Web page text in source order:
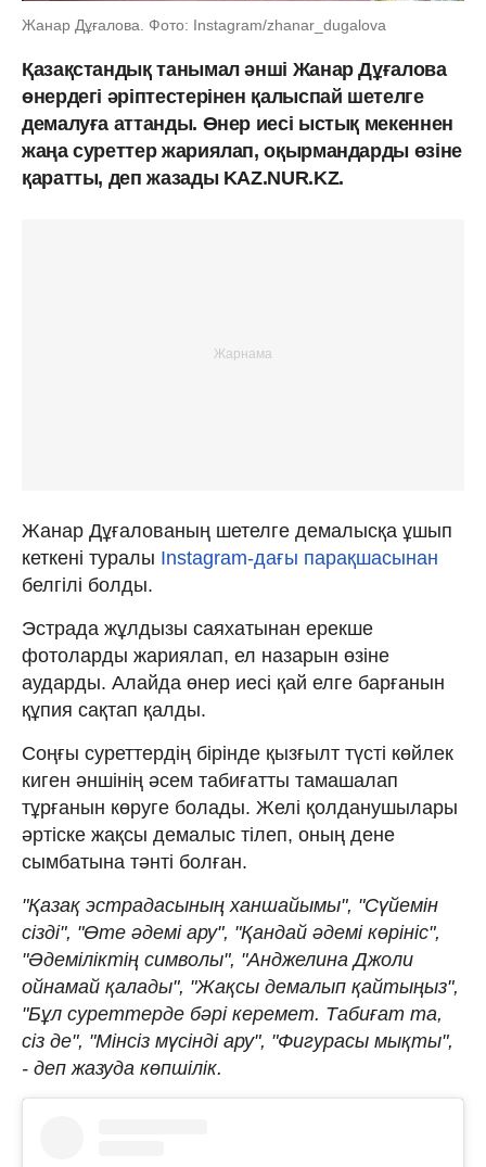
Жанар Дұғалова. Фото: Instagram/zhanar_dugalova
Қазақстандық танымал әнші Жанар Дұғалова
өнердегі әріптестерінен қалыспай шетелге
демалуға аттанды. Өнер иесі ыстық мекеннен
жаңа суреттер жариялап, оқырмандарды өзіне
қаратты, деп жазады KAZ.NUR.KZ.
Жанар Дұғалованың шетелге демалысқа ұшып
кеткені туралы Instagram-дағы парақшасынан
белгілі болды.
Эстрада жұлдызы саяхатынан ерекше
фотоларды жариялап, ел назарын өзіне
аударды. Алайда өнер иесі қай елге барғанын
құпия сақтап қалды.
Соңғы суреттердің бірінде қызғылт түсті көйлек
киген әншінің әсем табиғатты тамашалап
тұрғанын көруге болады. Желі қолданушылары
әртіске жақсы демалыс тілеп, оның дене
сымбатына тәнті болған.
"Қазақ эстрадасының ханшайымы", "Сүйемін
сізді", "Өте әдемі ару", "Қандай әдемі көрініс",
"Әдеміліктің символы", "Анджелина Джоли
ойнамай қалады", "Жақсы демалып қайтыңыз",
"Бұл суреттерде бәрі керемет. Табиғат та,
сіз де", "Мінсіз мүсінді ару", "Фигурасы мықты",
- деп жазуда көпшілік.